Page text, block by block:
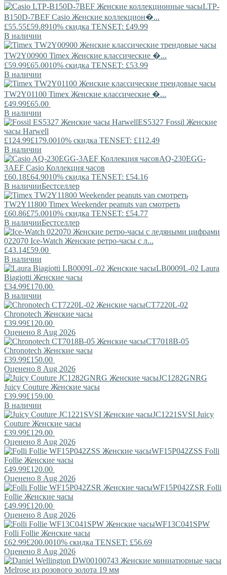
LTP-
B150D-7BEF Casio Женские коллекцион�...
£55.55£59.8910% скидка TENSET: £49.99
В наличии
TW2Y00900 Timex Женские классические �...
£59.99£65.0010% скидка TENSET: £53.99
В наличии
TW2Y01100 Timex Женские классические �...
£49.99£65.00
В наличии
ES5327 Fossil Женские
часы Harwell
£124.99£179.0010% скидка TENSET: £112.49
В наличии
AQ-230EGG-
3AEF Casio Коллекция часов
£60.18£64.9010% скидка TENSET: £54.16
В наличииБестселлер
TW2Y11800 Timex Weekender peanuts van смотреть
£60.86£75.0010% скидка TENSET: £54.77
В наличииБестселлер
022070 Ice-Watch Женские ретро-часы с л...
£43.14£59.00
В наличии
LB0009L-02 Laura
Biagiotti Женские часы
£34.99£170.00
В наличии
CT7220L-02
Chronotech Женские часы
£39.99£120.00
Оценено 8 Aug 2026
CT7018B-05
Chronotech Женские часы
£39.99£150.00
Оценено 8 Aug 2026
JC1282GNRG
Juicy Couture Женские часы
£39.99£159.00
В наличии
JC1221SVSI Juicy
Couture Женские часы
£39.99£129.00
Оценено 8 Aug 2026
WF15P042ZSS Folli
Follie Женские часы
£49.99£120.00
Оценено 8 Aug 2026
WF15P042ZSR Folli
Follie Женские часы
£49.99£120.00
Оценено 8 Aug 2026
WF13C041SPW
Folli Follie Женские часы
£62.99£200.0010% скидка TENSET: £56.69
Оценено 8 Aug 2026